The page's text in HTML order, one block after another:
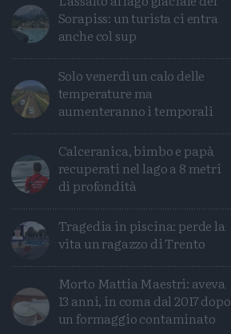
Condividi
Condividi
TwitterCondividi
Mail
Sorapiss: un turista ci entra
anche col sup
Solo venerdì un calo delle
temperature ma
aumenteranno i temporali
Calceranica, bimbo e papà
recuperati nel lago a 8 metri
di profondità
Tragedia in piscina: perde la
vita un ragazzo di Trento
Morto Mattia Maestri: aveva
13 anni, in coma dal 2017 dopo
un formaggio contaminato